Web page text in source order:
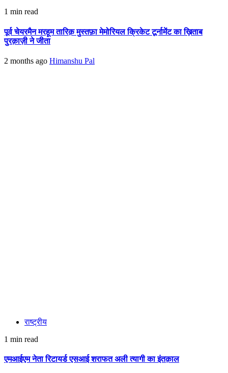
1 min read
पूर्व चेयरमैन मरहूम तारिक़ मुस्तफ़ा मेमोरियल क्रिकेट टूर्नामेंट का ख़िताब
पुरक़ाज़ी ने जीता
2 months ago Himanshu Pal
राष्ट्रीय
1 min read
एमआईएम नेता रिटायर्ड एसआई शराफत अली त्यागी का इंतक़ाल